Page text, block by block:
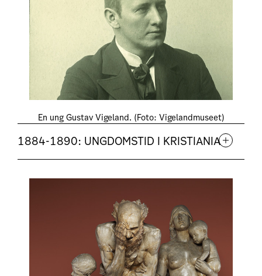
En ung Gustav Vigeland. (Foto: Vigelandmuseet)
1884-1890: UNGDOMSTID I KRISTIANIA